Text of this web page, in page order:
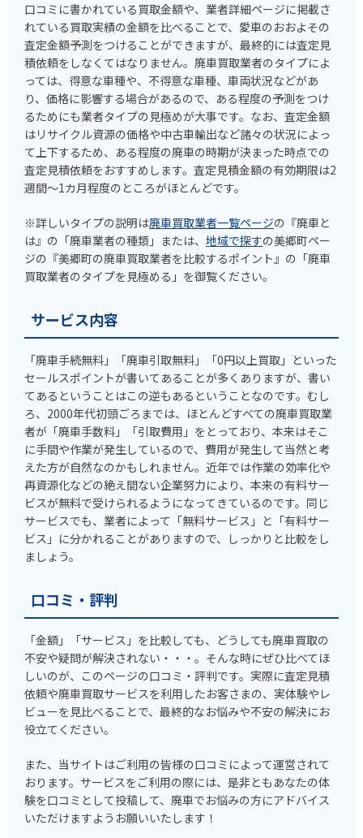
口コミに書かれている買取金額や、業者詳細ページに掲載さ
れている買取実績の金額を比べることで、愛車のおおよその
査定金額予測をつけることができますが、最終的には査定見
積依頼をしなくてはなりません。廃車買取業者のタイプによ
っては、得意な車種や、不得意な車種、車両状況などがあ
り、価格に影響する場合があるので、ある程度の予測をつけ
るためにも業者タイプの見極めが大事です。なお、査定金額
はリサイクル資源の価格や中古車輸出など諸々の状況によっ
て上下するため、ある程度の廃車の時期が決まった時点での
査定見積依頼をおすすめします。査定見積金額の有効期限は2
週間～1カ月程度のところがほとんどです。
※詳しいタイプの説明は廃車買取業者一覧ページの『廃車と
は』の「廃車業者の種類」または、 地域で探すの美郷町ペー
ジの『美郷町の廃車買取業者を比較するポイント』の「廃車
買取業者のタイプを見極める」を御覧ください。
サービス内容
「廃車手続無料」「廃車引取無料」「0円以上買取」といった
セールスポイントが書いてあることが多くありますが、書い
てあるということはこの逆もあるということなのです。むし
ろ、2000年代初頭ごろまでは、ほとんどすべての廃車買取業
者が「廃車手数料」「引取費用」をとっており、本来はそこ
に手間や作業が発生しているので、費用が発生して当然と考
えた方が自然なのかもしれません。近年では作業の効率化や
再資源化などの絶え間ない企業努力により、本来の有料サー
ビスが無料で受けられるようになってきているのです。同じ
サービスでも、業者によって「無料サービス」と「有料サー
ビス」に分かれることがありますので、しっかりと比較をし
ましょう。
口コミ・評判
「金額」「サービス」を比較しても、どうしても廃車買取の
不安や疑問が解決されない・・・。そんな時にぜひ比べてほ
しいのが、このページの口コミ・評判です。実際に査定見積
依頼や廃車買取サービスを利用したお客さまの、実体験やレ
ビューを見比べることで、最終的なお悩みや不安の解決にお
役立てください。
また、当サイトはご利用の皆様の口コミによって運営されて
おります。サービスをご利用の際には、是非ともあなたの体
験を口コミとして投稿して、廃車でお悩みの方にアドバイス
いただけますようお願いいたします！